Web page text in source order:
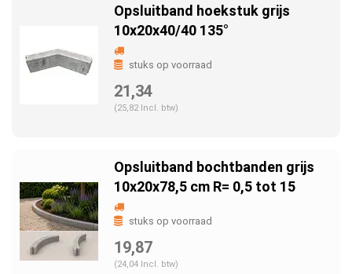
Opsluitband hoekstuk grijs
10x20x40/40 135°
stuks op voorraad
21,34
(25,82 Incl. btw)
Opsluitband bochtbanden grijs
10x20x78,5 cm R= 0,5 tot 15
stuks op voorraad
19,87
(24,04 Incl. btw)